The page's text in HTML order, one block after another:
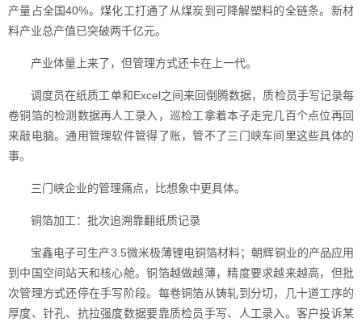
产量占全国40%。煤化工打通了从煤炭到可降解塑料的全链条。新材
料产业总产值已突破两千亿元。
产业体量上来了，但管理方式还卡在上一代。
调度员在纸质工单和Excel之间来回倒腾数据，质检员手写记录每
卷铜箔的检测数据再人工录入，巡检工拿着本子走完几百个点位再回
来敲电脑。通用管理软件管得了账，管不了三门峡车间里这些具体的
事。
三门峡企业的管理痛点，比想象中更具体。
铜箔加工：批次追溯靠翻纸质记录
宝鑫电子可生产3.5微米极薄锂电铜箔材料；朝辉铜业的产品应用
到中国空间站天和核心舱。铜箔越做越薄，精度要求越来越高，但批
次管理方式还停在手写阶段。每卷铜箔从铸轧到分切，几十道工序的
厚度、针孔、抗拉强度数据要靠质检员手写、人工录入。客户投诉某